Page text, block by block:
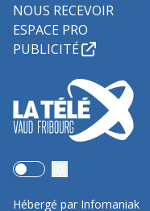
NOUS RECEVOIR
ESPACE PRO
PUBLICITÉ
Use setting
Hébergé par Infomaniak